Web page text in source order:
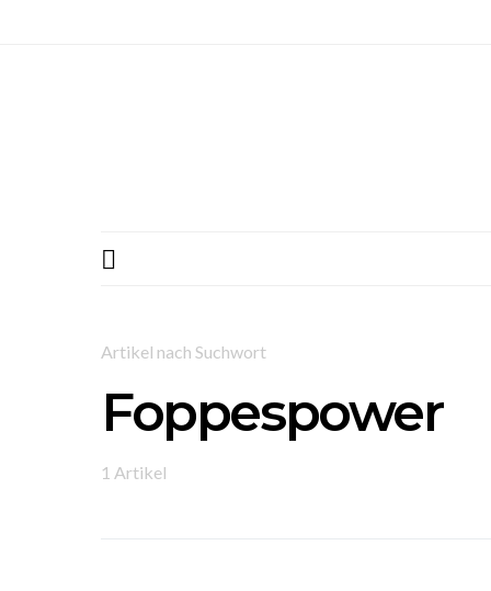
Artikel nach Suchwort
Foppespower
1 Artikel